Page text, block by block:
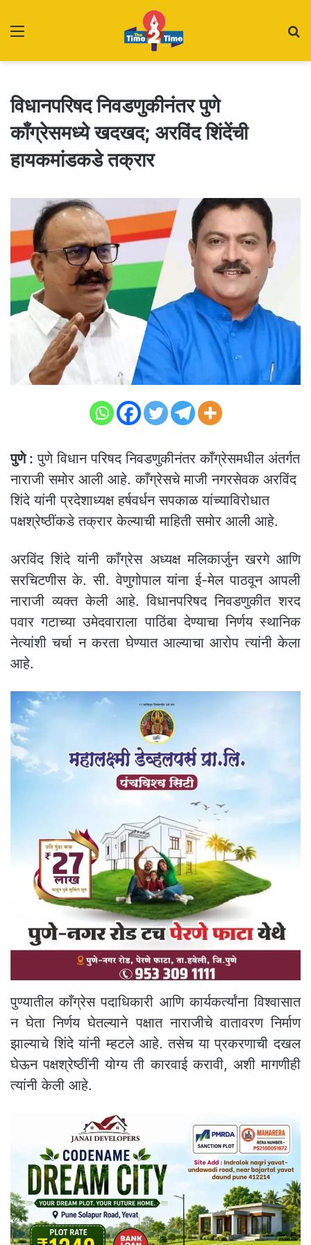
विधानपरिषद निवडणुकीनंतर पुणे
काँग्रेसमध्ये खदखद; अरविंद शिंदेंची
हायकमांडकडे तक्रार
पुणे : पुणे विधान परिषद निवडणुकीनंतर काँग्रेसमधील अंतर्गत
नाराजी समोर आली आहे. काँग्रेसचे माजी नगरसेवक अरविंद
शिंदे यांनी प्रदेशाध्यक्ष हर्षवर्धन सपकाळ यांच्याविरोधात
पक्षश्रेष्ठींकडे तक्रार केल्याची माहिती समोर आली आहे.
अरविंद शिंदे यांनी काँग्रेस अध्यक्ष मलिकार्जुन खरगे आणि
सरचिटणीस के. सी. वेणुगोपाल यांना ई-मेल पाठवून आपली
नाराजी व्यक्त केली आहे. विधानपरिषद निवडणुकीत शरद
पवार गटाच्या उमेदवाराला पाठिंबा देण्याचा निर्णय स्थानिक
नेत्यांशी चर्चा न करता घेण्यात आल्याचा आरोप त्यांनी केला
आहे.
पुण्यातील काँग्रेस पदाधिकारी आणि कार्यकर्त्यांना विश्वासात
न घेता निर्णय घेतल्याने पक्षात नाराजीचे वातावरण निर्माण
झाल्याचे शिंदे यांनी म्हटले आहे. तसेच या प्रकरणाची दखल
घेऊन पक्षश्रेष्ठींनी योग्य ती कारवाई करावी, अशी मागणीही
त्यांनी केली आहे.